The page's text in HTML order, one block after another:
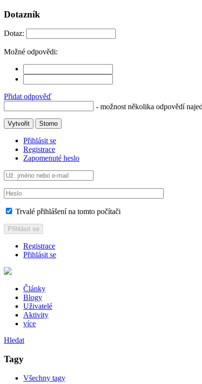
Dotazník
Dotaz:
Možné odpovědi:
Přidat odpověď
- možnost několika odpovědí
Vytvořit Storno
Přihlásit se
Registrace
Zapomenuté heslo
Trvalé přihlášení na tomto počítači
Přihlásit se
Registrace
Přihlásit se
Články
Blogy
Uživatelé
Aktivity
více
Hledat
Tagy
Všechny tagy